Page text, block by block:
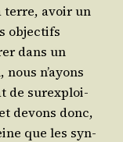
terre, avoir un
objec­tifs
dans un
n’ayons
de sur­ex­ploi­
devons donc,
que les syn­